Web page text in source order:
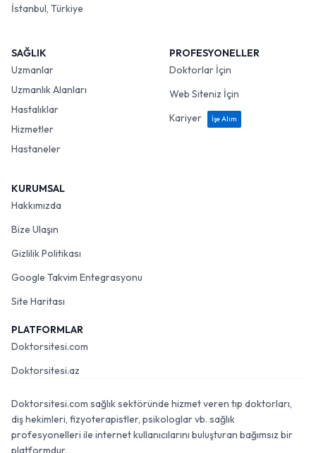
İstanbul, Türkiye
SAĞLIK
Uzmanlar
Uzmanlık Alanları
Hastalıklar
Hizmetler
Hastaneler
PROFESYONELLER
Doktorlar İçin
Web Siteniz İçin
Kariyer
İşe Alım
KURUMSAL
Hakkımızda
Bize Ulaşın
Gizlilik Politikası
Google Takvim Entegrasyonu
Site Haritası
PLATFORMLAR
Doktorsitesi.com
Doktorsitesi.az
Doktorsitesi.com sağlık sektöründe hizmet veren tıp doktorları,
diş hekimleri, fizyoterapistler, psikologlar vb. sağlık
profesyonelleri ile internet kullanıcılarını buluşturan bağımsız bir
platformdur.